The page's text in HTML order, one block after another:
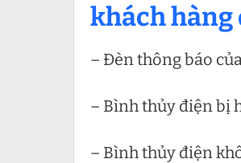
khách hàng
– Đèn thông báo
– Bình thủy điện bị
– Bình thủy điện